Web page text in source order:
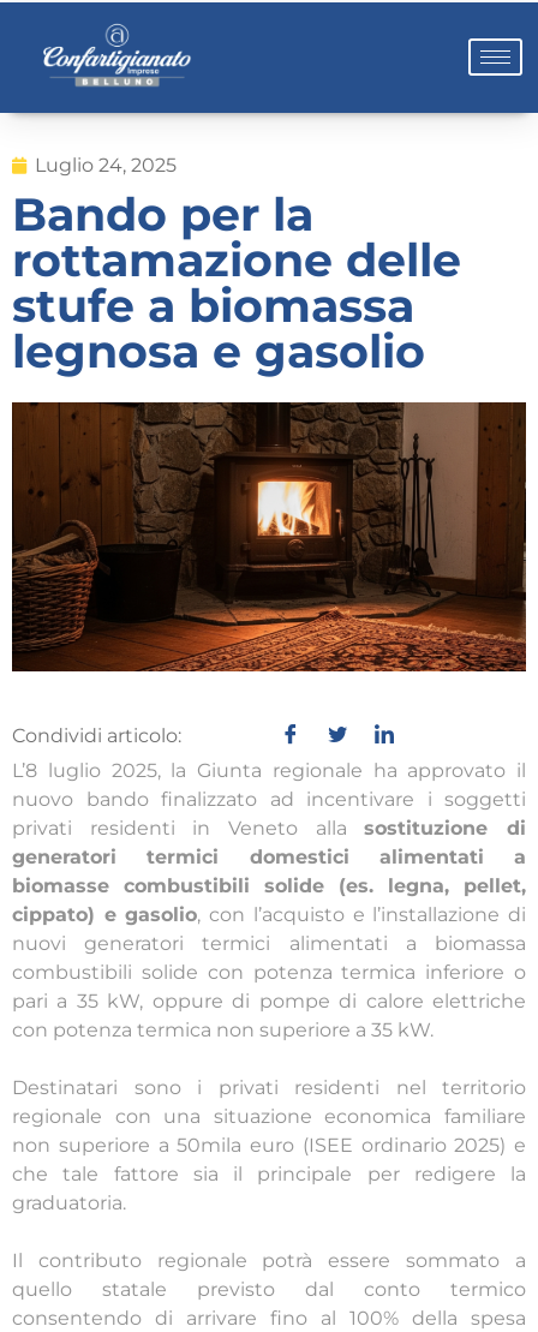
Luglio 24, 2025
Bando per la
rottamazione delle
stufe a biomassa
legnosa e gasolio
Condividi articolo:
L’8 luglio 2025, la Giunta regionale ha approvato il
nuovo bando finalizzato ad incentivare i soggetti
privati residenti in Veneto allasostituzione di
generatori termici domestici alimentati a
biomasse combustibili solide (es. legna, pellet,
cippato) e gasolio, con l’acquisto e l’installazione di
nuovi generatori termici alimentati a biomassa
combustibili solide con potenza termica inferiore o
pari a 35 kW, oppure di pompe di calore elettriche
con potenza termica non superiore a 35 kW.
Destinatari sono i privati residenti nel territorio
regionale con una situazione economica familiare
non superiore a 50mila euro (ISEE ordinario 2025) e
che tale fattore sia il principale per redigere la
graduatoria.
Il contributo regionale potrà essere sommato a
quello statale previsto dal conto termico
consentendo di arrivare fino al 100% della spesa